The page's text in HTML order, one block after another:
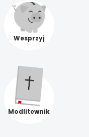
Wesprzyj
Modlitewnik